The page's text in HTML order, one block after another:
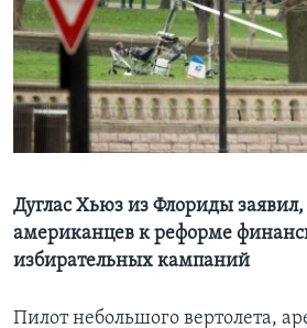
Learning English
СОЦИАЛЬНЫЕ СЕТИ
Языки
Дуглас Хьюз из Флориды заявил,
американцев к реформе
избирательных кампаний
Пилот небольшого вертолета,